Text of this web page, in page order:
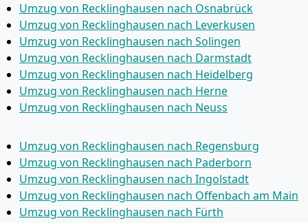
Umzug von Recklinghausen nach Osnabrück
Umzug von Recklinghausen nach Leverkusen
Umzug von Recklinghausen nach Solingen
Umzug von Recklinghausen nach Darmstadt
Umzug von Recklinghausen nach Heidelberg
Umzug von Recklinghausen nach Herne
Umzug von Recklinghausen nach Neuss
Umzug von Recklinghausen nach Regensburg
Umzug von Recklinghausen nach Paderborn
Umzug von Recklinghausen nach Ingolstadt
Umzug von Recklinghausen nach Offenbach am Main
Umzug von Recklinghausen nach Fürth